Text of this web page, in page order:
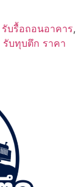
รับรื้อถอนอาคาร,
รับทุบตึก ราคา